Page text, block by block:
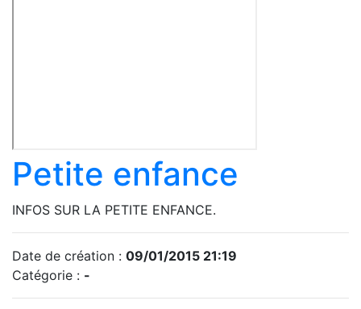
Petite enfance
INFOS SUR LA PETITE ENFANCE.
Date de création : 09/01/2015 21:19
Catégorie : -